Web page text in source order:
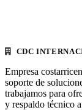
CDC
Empresa
soporte de
trabajamos para
y respaldo técnico